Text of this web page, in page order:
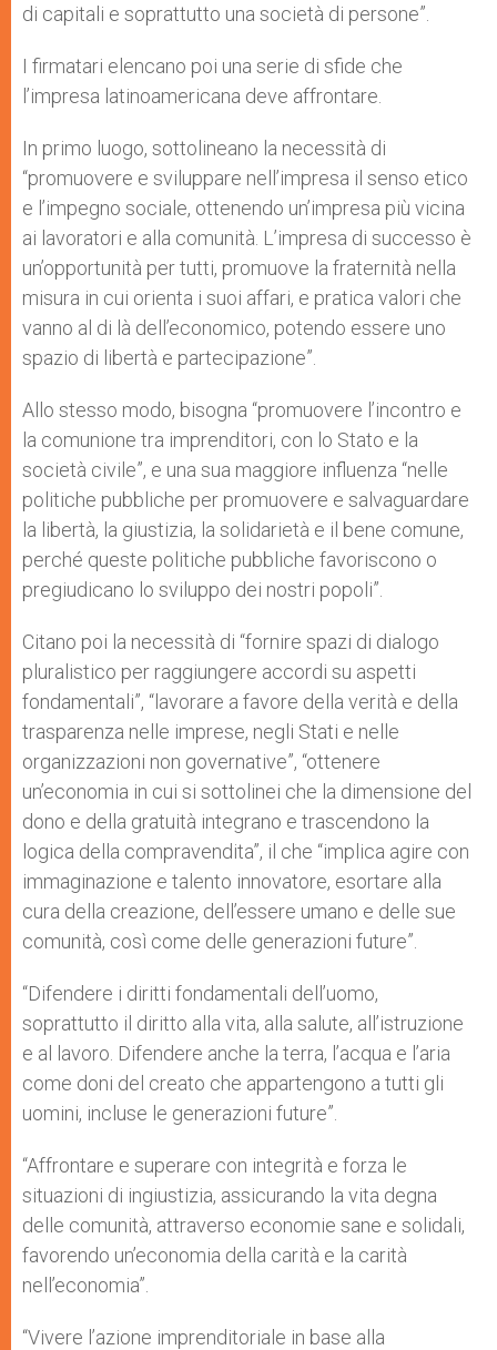
di capitali e soprattutto una società di persone”.
I firmatari elencano poi una serie di sfide che
l’impresa latinoamericana deve affrontare.
In primo luogo, sottolineano la necessità di
“promuovere e sviluppare nell’impresa il senso etico
e l’impegno sociale, ottenendo un’impresa più vicina
ai lavoratori e alla comunità. L’impresa di successo è
un’opportunità per tutti, promuove la fraternità nella
misura in cui orienta i suoi affari, e pratica valori che
vanno al di là dell’economico, potendo essere uno
spazio di libertà e partecipazione”.
Allo stesso modo, bisogna “promuovere l’incontro e
la comunione tra imprenditori, con lo Stato e la
società civile”, e una sua maggiore influenza “nelle
politiche pubbliche per promuovere e salvaguardare
la libertà, la giustizia, la solidarietà e il bene comune,
perché queste politiche pubbliche favoriscono o
pregiudicano lo sviluppo dei nostri popoli”.
Citano poi la necessità di “fornire spazi di dialogo
pluralistico per raggiungere accordi su aspetti
fondamentali”, “lavorare a favore della verità e della
trasparenza nelle imprese, negli Stati e nelle
organizzazioni non governative”, “ottenere
un’economia in cui si sottolinei che la dimensione del
dono e della gratuità integrano e trascendono la
logica della compravendita”, il che “implica agire con
immaginazione e talento innovatore, esortare alla
cura della creazione, dell’essere umano e delle sue
comunità, così come delle generazioni future”.
“Difendere i diritti fondamentali dell’uomo,
soprattutto il diritto alla vita, alla salute, all’istruzione
e al lavoro. Difendere anche la terra, l’acqua e l’aria
come doni del creato che appartengono a tutti gli
uomini, incluse le generazioni future”.
“Affrontare e superare con integrità e forza le
situazioni di ingiustizia, assicurando la vita degna
delle comunità, attraverso economie sane e solidali,
favorendo un’economia della carità e la carità
nell’economia”.
“Vivere l’azione imprenditoriale in base alla